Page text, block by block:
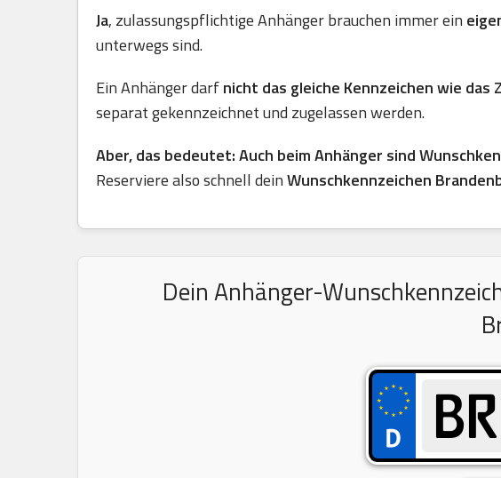
Ja, zulassungspflichtige Anhänger brauchen immer ein
unterwegs sind.
Ein Anhänger darfnicht das gleiche Kennzeichen wie das
separat gekennzeichnet und zugelassen werden.
Aber, das bedeutet: Auch beim Anhänger sind
Reserviere also schnell deinWunschkennzeichen
Dein Anhänger-